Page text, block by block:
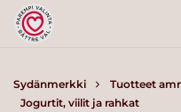
Sydänmerkki Tuotteet
Jogurtit, viilit ja rahkat